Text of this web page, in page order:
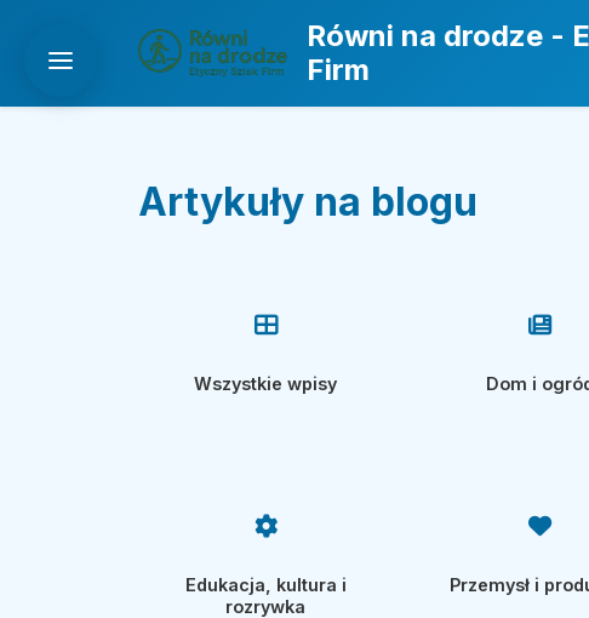
Równi na drodze -
Firm
Artykuły na blogu
Wszystkie wpisy Dom i
Edukacja, kultura i
rozrywka
Przemysł i